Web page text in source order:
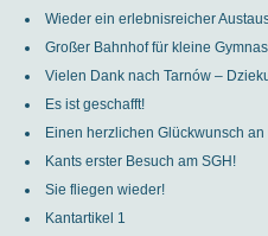
Wieder ein erlebnisreicher
Großer Bahnhof für kleine
Vielen Dank nach Tarnów –
Es ist geschafft!
Einen herzlichen Glückwunsch
Kants erster Besuch am SGH!
Sie fliegen wieder!
Kantartikel 1